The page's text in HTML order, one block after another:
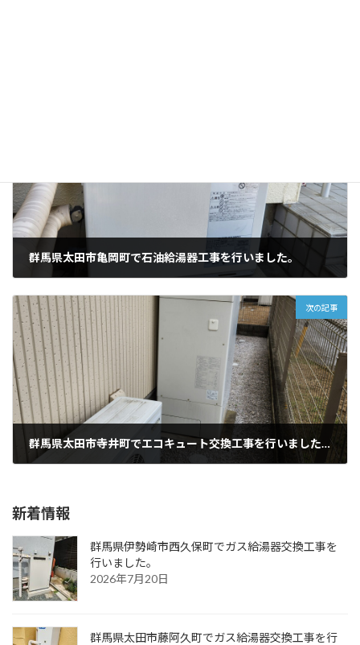
群馬県太田市亀岡町で石油給湯器工事を行いました。
次の記事
群馬県太田市寺井町でエコキュート交換工事を行いました。
新着情報
群馬県伊勢崎市西久保町でガス給湯器交換工事を
行いました。
2026年7月20日
群馬県太田市藤阿久町でガス給湯器交換工事を行